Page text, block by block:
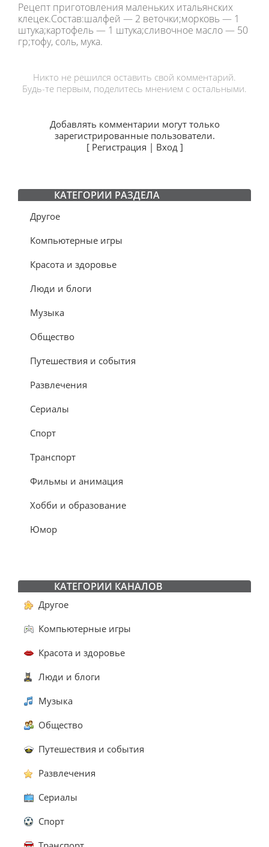
Рецепт приготовления маленьких итальянских
клецек.Состав:шалфей — 2 веточки;морковь — 1
штука;картофель — 1 штука;сливочное масло — 50
гр;тофу, соль, мука.
Никто не решился оставить свой комментарий.
Будь-те первым, поделитесь мнением с остальными.
Добавлять комментарии могут только
зарегистрированные пользователи.
[ Регистрация | Вход]
КАТЕГОРИИ РАЗДЕЛА
Другое
Компьютерные игры
Красота и здоровье
Люди и блоги
Музыка
Общество
Путешествия и события
Развлечения
Сериалы
Спорт
Транспорт
Фильмы и анимация
Хобби и образование
Юмор
КАТЕГОРИИ КАНАЛОВ
Другое
Компьютерные игры
Красота и здоровье
Люди и блоги
Музыка
Общество
Путешествия и события
Развлечения
Сериалы
Спорт